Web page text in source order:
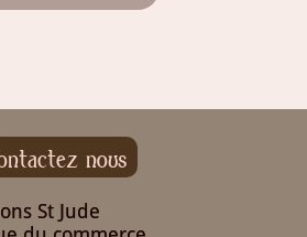
nous
St Jude